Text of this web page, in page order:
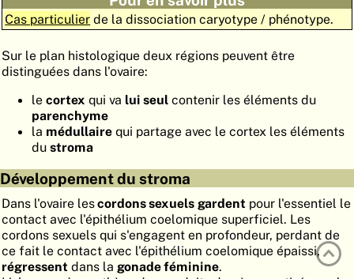
AIDE
EN
Cas particulier de la dissociation caryotype / phénotype.
Sur le plan histologique deux régions peuvent être
distinguées dans l'ovaire:
le cortex qui va lui seul contenir les éléments du
parenchyme
la médullaire qui partage avec le cortex les éléments
du stroma
Développement du stroma
Dans l'ovaire lescordons sexuels gardent pour l'essentiel le
contact avec l'épithélium coelomique superficiel. Les
cordons sexuels qui s'engagent en profondeur, perdant de
ce fait le contact avec l'épithélium coelomique épaissi,
régressent dans la gonade féminine.